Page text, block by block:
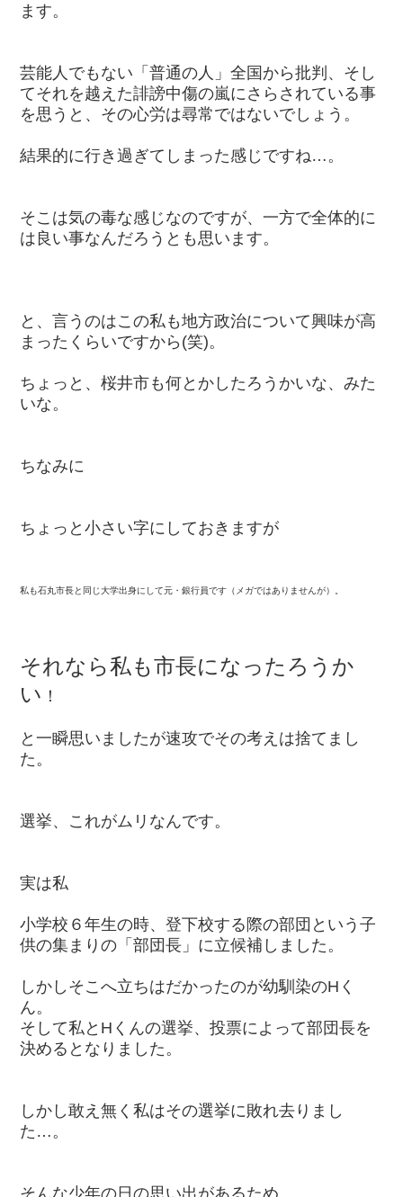
ます。
芸能人でもない「普通の人」全国から批判、そし
てそれを越えた誹謗中傷の嵐にさらされている事
を思うと、その心労は尋常ではないでしょう。
結果的に行き過ぎてしまった感じですね…。
そこは気の毒な感じなのですが、一方で全体的に
は良い事なんだろうとも思います。
と、言うのはこの私も地方政治について興味が高
まったくらいですから(笑)。
ちょっと、桜井市も何とかしたろうかいな、みた
いな。
ちなみに
ちょっと小さい字にしておきますが
私も石丸市長と同じ大学出身にして元・銀行員です（メガではありませんが）。
それなら私も市長になったろうか
い ！
と一瞬思いましたが速攻でその考えは捨てまし
た。
選挙、これがムリなんです。
実は私
小学校６年生の時、登下校する際の部団という子
供の集まりの「部団長」に立候補しました。
しかしそこへ立ちはだかったのが幼馴染のHく
ん。
そして私とHくんの選挙、投票によって部団長を
決めるとなりました。
しかし敢え無く私はその選挙に敗れ去りまし
た…。
そんな少年の日の思い出があるため